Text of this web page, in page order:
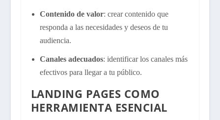
Contenido de valor: crear contenido que
responda a las necesidades y deseos de tu
audiencia.
Canales adecuados: identificar los canales más
efectivos para llegar a tu público.
LANDING PAGES COMO
HERRAMIENTA ESENCIAL